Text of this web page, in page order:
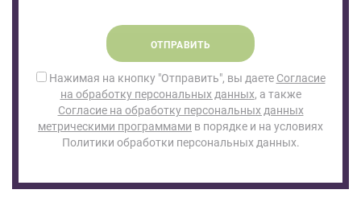
ОТПРАВИТЬ
Нажимая на кнопку "Отправить", вы даете Согласие
на обработку персональных данных, а также
Согласие на обработку персональных данных
метрическими программами в порядке и на условиях
Политики обработки персональных данных.